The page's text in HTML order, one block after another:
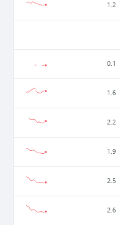
1.2
0.1
1.6
2.2
1.9
2.5
2.6